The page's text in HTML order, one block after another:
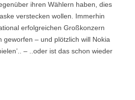
ihren Wählern haben, dies
verstecken wollen. Immerhin
erfolgreichen Großkonzern
geworfen – und plötzlich will Nokia
– ..oder ist das schon wieder